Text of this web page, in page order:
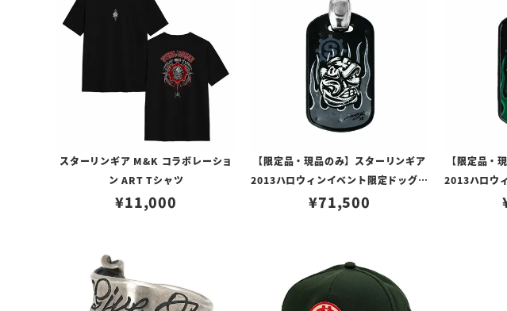
スターリンギア M&K コラボレーショ
ン ART Tシャツ
¥11,000
【限定品・現品のみ】スターリンギア
2013ハロウィンイベント限定ドッグタ
グ w/Mr.G/マミー
¥71,500
【限定品・
2013ハロウ
グ w/